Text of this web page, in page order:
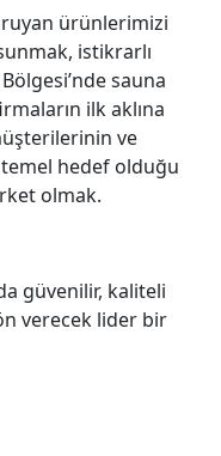
ürünlerimizi
istikrarlı
sauna
ilk aklına
ve
temel hedef olduğu
olmak.
güvenilir, kaliteli
verecek lider bir